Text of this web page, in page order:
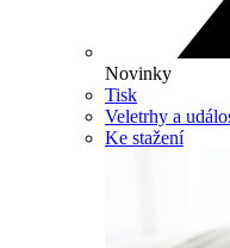
Novinky
Tisk
Veletrhy a
Ke stažení